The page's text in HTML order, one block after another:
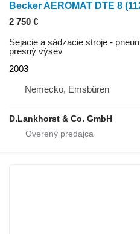
Becker AEROMAT DTE 8
2 750 €
Sejacie a sádzacie stroje -
presný výsev
2003
Nemecko, Emsbüren
D.Lankhorst & Co. GmbH